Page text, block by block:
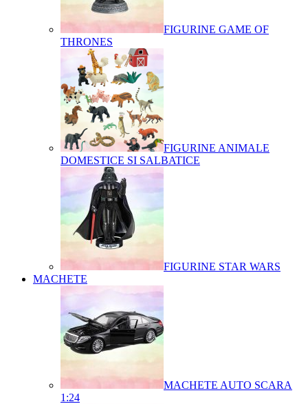
FIGURINE GAME OF
THRONES
FIGURINE ANIMALE
DOMESTICE SI SALBATICE
FIGURINE STAR WARS
MACHETE
MACHETE AUTO SCARA
1:24